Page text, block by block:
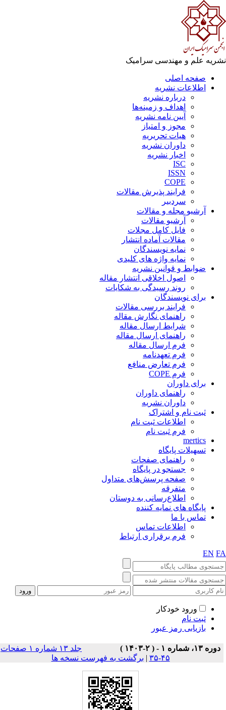
علم و مهندسی سرامیک
صفحه اصلی
اطلاعات نشریه
درباره نشریه
اهداف و زمینه‌ها
آیین نامه نشریه
مجوز و امتیاز
هیات تحریریه
داوران نشریه
اخبار نشریه
ISC
ISSN
COPE
فرایند پذیرش مقالات
سردبیر
آرشیو مجله و مقالات
آرشیو مقالات
فایل کامل مجلات
مقالات آماده انتشار
نمایه نویسندگان
نمایه واژه های کلیدی
ضوابط و قوانین نشریه
اصول اخلاقی انتشار مقاله
روند رسیدگی به شکایات
برای نویسندگان
فرایند بررسی مقالات
راهنمای نگارش مقاله
شرایط ارسال مقاله
راهنمای ارسال مقاله
فرم ارسال مقاله
فرم تعهدنامه
فرم تعارض منافع
فرم COPE
برای داوران
راهنمای داوران
داوران نشریه
ثبت نام و اشتراک
اطلاعات ثبت نام
فرم ثبت نام
mertics
تسهیلات پایگاه
راهنمای صفحات
جستجو در پایگاه
صفحه پرسش‌های متداول
متفرقه
اطلاع‌رسانی به دوستان
پایگاه های نمایه کننده
تماس با ما
اطلاعات تماس
فرم برقراری ارتباط
EN
ورود خودکار
ثبت نام
بازیابی رمز عبور
دوره ۱۳، شماره ۱ - ( ۲-۱۴۰۳ )
جلد ۱۳ شماره ۱ صفحات
۴۵-۳۵
| برگشت به فهرست نسخه ها